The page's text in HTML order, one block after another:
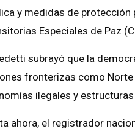
y medidas de
Especiales de Paz
subrayó que la
fronterizas como
ilegales y
ahora, el registrador